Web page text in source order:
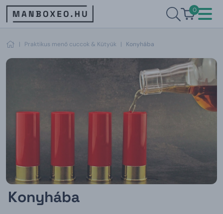
0
| Praktikus menő cuccok & Kütyük | Konyhába
Konyhába